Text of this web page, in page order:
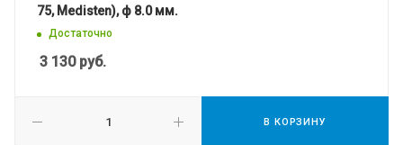
75, Medisten), ф 8.0 мм.
Достаточно
3 130руб.
В КОРЗИНУ